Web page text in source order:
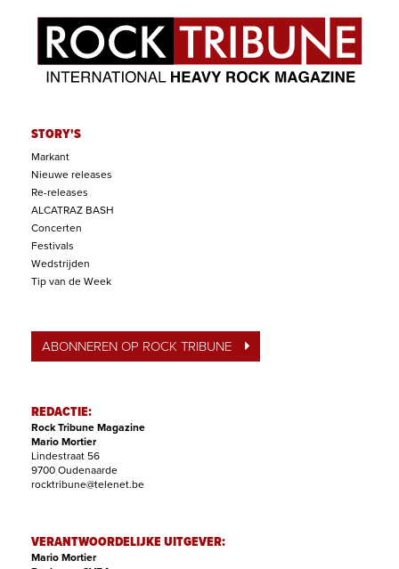
STORY'S
Markant
Nieuwe releases
Re-releases
ALCATRAZ BASH
Concerten
Festivals
Wedstrijden
Tip van de Week
ABONNEREN OP ROCK TRIBUNE
REDACTIE:
Rock Tribune Magazine
Mario Mortier
Lindestraat 56
9700 Oudenaarde
rocktribune@telenet.be
VERANTWOORDELIJKE UITGEVER:
Mario Mortier